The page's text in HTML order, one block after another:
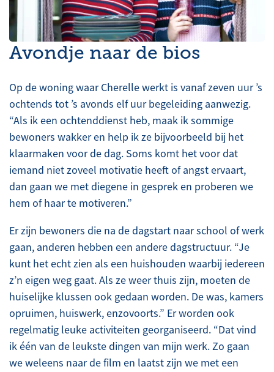
Avondje naar de bios
Op de woning waar Cherelle werkt is vanaf zeven uur ’s
ochtends tot ’s avonds elf uur begeleiding aanwezig.
“Als ik een ochtenddienst heb, maak ik sommige
bewoners wakker en help ik ze bijvoorbeeld bij het
klaarmaken voor de dag. Soms komt het voor dat
iemand niet zoveel motivatie heeft of angst ervaart,
dan gaan we met diegene in gesprek en proberen we
hem of haar te motiveren.”
Er zijn bewoners die na de dagstart naar school of werk
gaan, anderen hebben een andere dagstructuur. “Je
kunt het echt zien als een huishouden waarbij iedereen
z’n eigen weg gaat. Als ze weer thuis zijn, moeten de
huiselijke klussen ook gedaan worden. De was, kamers
opruimen, huiswerk, enzovoorts.” Er worden ook
regelmatig leuke activiteiten georganiseerd. “Dat vind
ik één van de leukste dingen van mijn werk. Zo gaan
we weleens naar de film en laatst zijn we met een